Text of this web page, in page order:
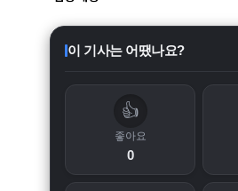
이 기사는 어땠나요?
👍
좋아요
0